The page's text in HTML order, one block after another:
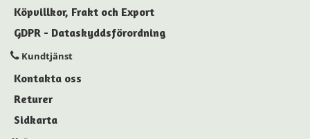
Köpvillkor, Frakt och Export
GDPR - Dataskyddsförordning
Kundtjänst
Kontakta oss
Returer
Sidkarta